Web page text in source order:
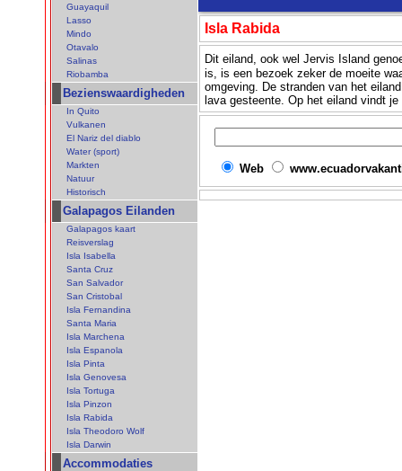
Guayaquil
Lasso
Mindo
Otavalo
Salinas
Riobamba
Bezienswaardigheden
In Quito
Vulkanen
El Nariz del diablo
Water (sport)
Markten
Natuur
Historisch
Galapagos Eilanden
Galapagos kaart
Reisverslag
Isla Isabella
Santa Cruz
San Salvador
San Cristobal
Isla Fernandina
Santa Maria
Isla Marchena
Isla Espanola
Isla Pinta
Isla Genovesa
Isla Tortuga
Isla Pinzon
Isla Rabida
Isla Theodoro Wolf
Isla Darwin
Accommodaties
Isla Rabida
Dit eiland, ook wel Jervis Island
is, is een bezoek zeker de moeite
omgeving. De stranden van het
lava gesteente. Op het eiland vindt
Web